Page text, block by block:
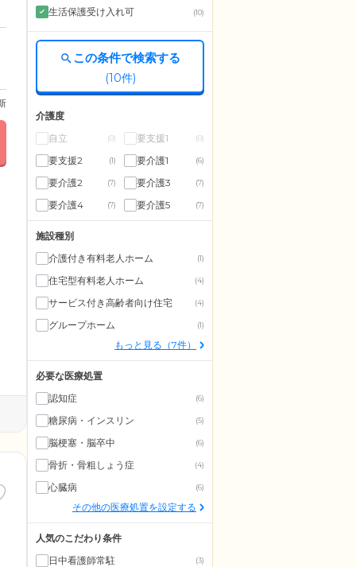
生活保護受け入れ可 (10)
この条件で検索する
(10件)
介護度
自立
(0) 要支援1 (0)
要支援2 (1) 要介護1 (6)
要介護2 (7) 要介護3 (7)
要介護4 (7) 要介護5 (7)
施設種別
介護付き有料老人ホーム
(1)
住宅型有料老人ホーム (4)
サービス付き高齢者向け住宅 (4)
グループホーム (1)
もっと見る（7件）
必要な医療処置
認知症
(6)
糖尿病・インスリン (5)
脳梗塞・脳卒中 (6)
骨折・骨粗しょう症 (4)
心臓病 (6)
その他の医療処置を設定する
人気のこだわり条件
日中看護師常駐
(3)